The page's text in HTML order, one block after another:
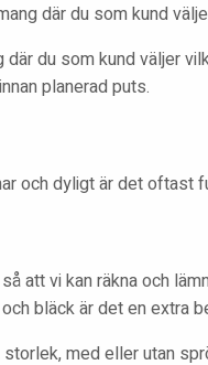
där du som kund
du som kund väljer
planerad puts.
och dyligt är det oftast
att vi kan räkna och
bläck är det en extra
med eller utan